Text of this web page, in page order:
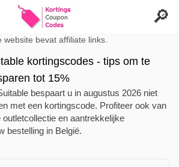
website bevat affiliate links.
kortingscodes - tips om te
tot 15%
bespaart u in augustus 2026 niet
met een kortingscode. Profiteer ook van
en aantrekkelijke
bestelling in België.